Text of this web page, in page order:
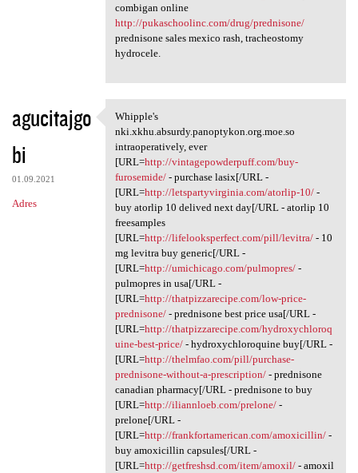
combigan online
http://pukaschoolinc.com/drug/prednisone/
prednisone sales mexico rash, tracheostomy
hydrocele.
agucitajgo
bi
01.09.2021
Adres
Whipple's nki.xkhu.absurdy
Whipple's
nki.xkhu.absurdy.panoptykon.org.moe.so
intraoperatively, ever
[URL=http://vintagepowderpuff.com/buy-
furosemide/- purchase lasix[/URL -
[URL=http://letspartyvirginia.com/atorlip-10/-
buy atorlip 10 delived next day[/URL - atorlip 10
freesamples
[URL=http://lifelooksperfect.com/pill/levitra/- 10
mg levitra buy generic[/URL -
[URL=http://umichicago.com/pulmopres/-
pulmopres in usa[/URL -
[URL=http://thatpizzarecipe.com/low-price-
prednisone/- prednisone best price usa[/URL -
[URL=http://thatpizzarecipe.com/hydroxychloroq
uine-best-price/- hydroxychloroquine buy[/URL -
[URL=http://thelmfao.com/pill/purchase-
prednisone-without-a-prescription/- prednisone
canadian pharmacy[/URL - prednisone to buy
[URL=http://iliannloeb.com/prelone/-
prelone[/URL -
[URL=http://frankfortamerican.com/amoxicillin/-
buy amoxicillin capsules[/URL -
[URL=http://getfreshsd.com/item/amoxil/- amoxil